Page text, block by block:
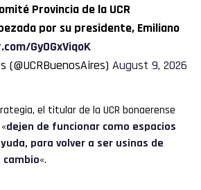
Provincia de la UCR
por su presidente, Emiliano
GyOGxViqoK
(@UCRBuenosAires) August 9, 2026
el titular de la UCR bonaerense
dejen de funcionar como espacios
para volver a ser usinas de
«.